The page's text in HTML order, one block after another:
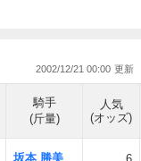
2002/12/21 00:00
騎手
(斤量)
人気
(オッズ)
坂本 勝美